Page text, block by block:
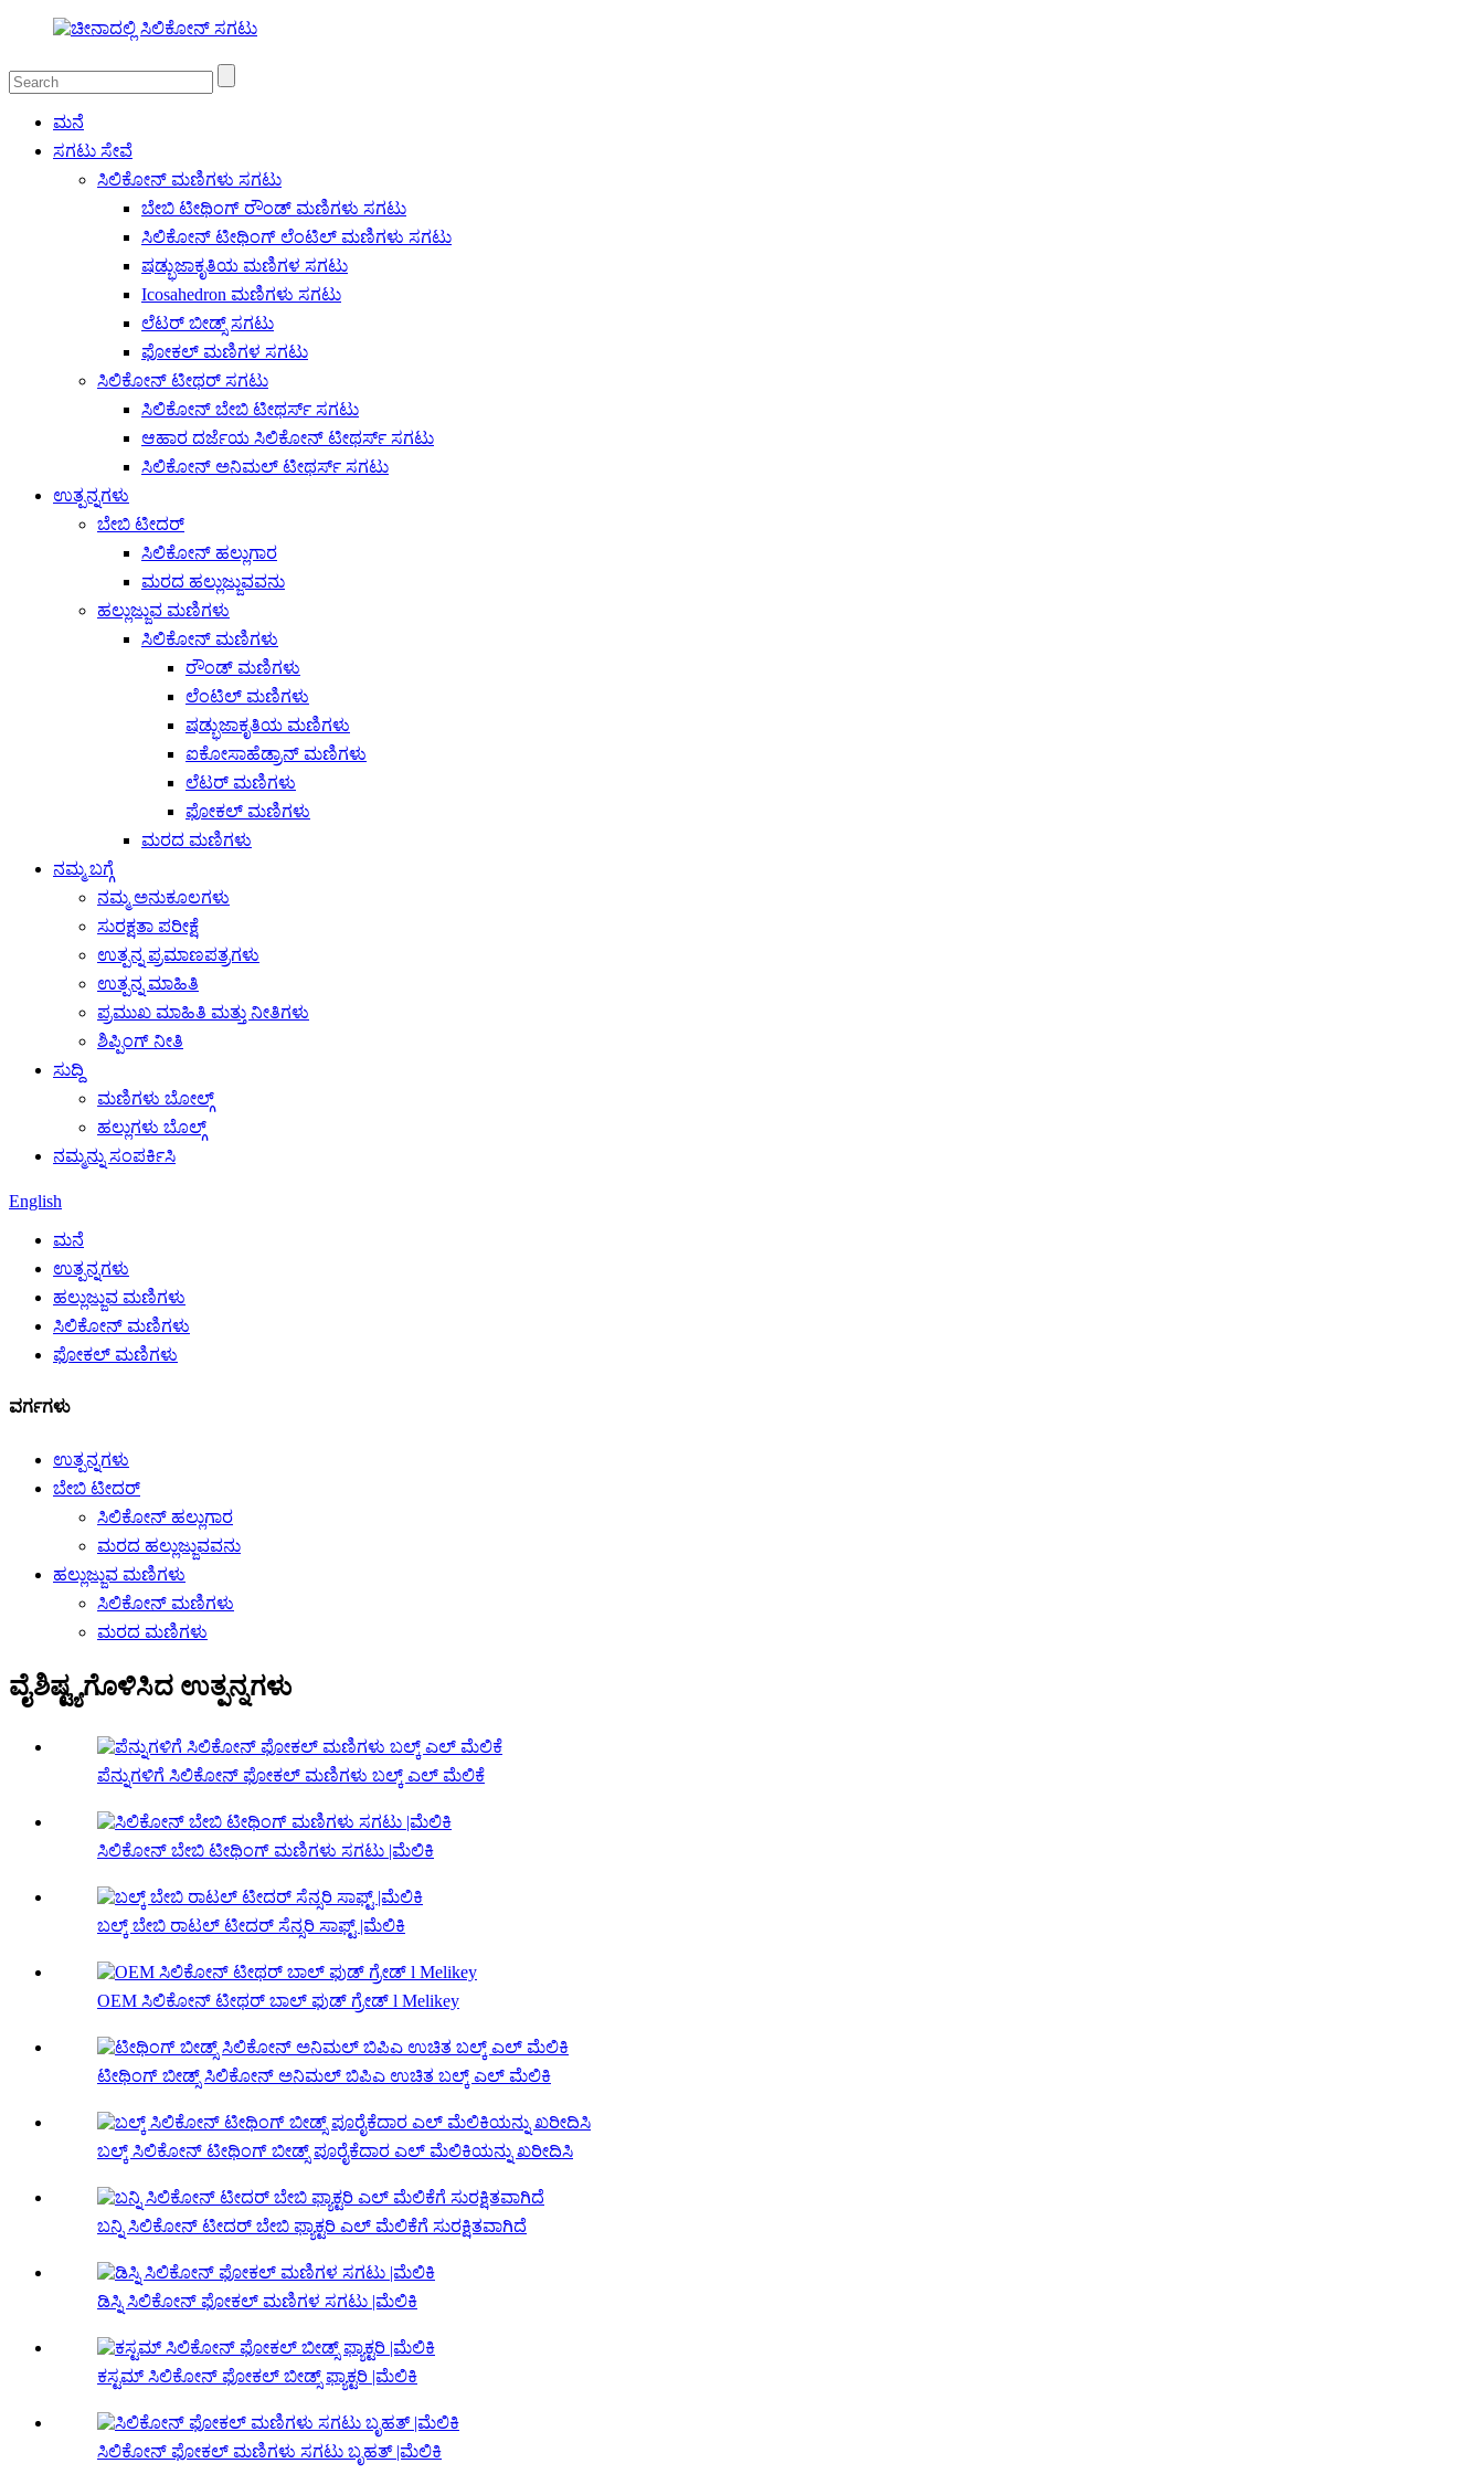
ಮನೆ
ಸಗಟು ಸೇವೆ
ಸಿಲಿಕೋನ್ ಮಣಿಗಳು ಸಗಟು
ಬೇಬಿ ಟೀಥಿಂಗ್ ರೌಂಡ್ ಮಣಿಗಳು ಸಗಟು
ಸಿಲಿಕೋನ್ ಟೀಥಿಂಗ್ ಲೆಂಟಿಲ್ ಮಣಿಗಳು ಸಗಟು
ಷಡ್ಭುಜಾಕೃತಿಯ ಮಣಿಗಳ ಸಗಟು
Icosahedron ಮಣಿಗಳು ಸಗಟು
ಲೆಟರ್ ಬೀಡ್ಸ್ ಸಗಟು
ಫೋಕಲ್ ಮಣಿಗಳ ಸಗಟು
ಸಿಲಿಕೋನ್ ಟೀಥರ್ ಸಗಟು
ಸಿಲಿಕೋನ್ ಬೇಬಿ ಟೀಥರ್ಸ್ ಸಗಟು
ಆಹಾರ ದರ್ಜೆಯ ಸಿಲಿಕೋನ್ ಟೀಥರ್ಸ್ ಸಗಟು
ಸಿಲಿಕೋನ್ ಅನಿಮಲ್ ಟೀಥರ್ಸ್ ಸಗಟು
ಉತ್ಪನ್ನಗಳು
ಬೇಬಿ ಟೀದರ್
ಸಿಲಿಕೋನ್ ಹಲ್ಲುಗಾರ
ಮರದ ಹಲ್ಲುಜ್ಜುವವನು
ಹಲ್ಲುಜ್ಜುವ ಮಣಿಗಳು
ಸಿಲಿಕೋನ್ ಮಣಿಗಳು
ರೌಂಡ್ ಮಣಿಗಳು
ಲೆಂಟಿಲ್ ಮಣಿಗಳು
ಷಡ್ಭುಜಾಕೃತಿಯ ಮಣಿಗಳು
ಐಕೋಸಾಹೆಡ್ರಾನ್ ಮಣಿಗಳು
ಲೆಟರ್ ಮಣಿಗಳು
ಫೋಕಲ್ ಮಣಿಗಳು
ಮರದ ಮಣಿಗಳು
ನಮ್ಮ ಬಗ್ಗೆ
ನಮ್ಮ ಅನುಕೂಲಗಳು
ಸುರಕ್ಷತಾ ಪರೀಕ್ಷೆ
ಉತ್ಪನ್ನ ಪ್ರಮಾಣಪತ್ರಗಳು
ಉತ್ಪನ್ನ ಮಾಹಿತಿ
ಪ್ರಮುಖ ಮಾಹಿತಿ ಮತ್ತು ನೀತಿಗಳು
ಶಿಪ್ಪಿಂಗ್ ನೀತಿ
ಸುದ್ದಿ
ಮಣಿಗಳು ಬೋಲ್ಗ್
ಹಲ್ಲುಗಳು ಬೊಲ್ಗ್
ನಮ್ಮನ್ನು ಸಂಪರ್ಕಿಸಿ
English
ಮನೆ
ಉತ್ಪನ್ನಗಳು
ಹಲ್ಲುಜ್ಜುವ ಮಣಿಗಳು
ಸಿಲಿಕೋನ್ ಮಣಿಗಳು
ಫೋಕಲ್ ಮಣಿಗಳು
ವರ್ಗಗಳು
ಉತ್ಪನ್ನಗಳು
ಬೇಬಿ ಟೀದರ್
ಸಿಲಿಕೋನ್ ಹಲ್ಲುಗಾರ
ಮರದ ಹಲ್ಲುಜ್ಜುವವನು
ಹಲ್ಲುಜ್ಜುವ ಮಣಿಗಳು
ಸಿಲಿಕೋನ್ ಮಣಿಗಳು
ಮರದ ಮಣಿಗಳು
ವೈಶಿಷ್ಟ್ಯಗೊಳಿಸಿದ ಉತ್ಪನ್ನಗಳು
ಪೆನ್ನುಗಳಿಗೆ ಸಿಲಿಕೋನ್ ಫೋಕಲ್ ಮಣಿಗಳು ಬಲ್ಕ್ ಎಲ್ ಮೆಲಿಕೆ
ಸಿಲಿಕೋನ್ ಬೇಬಿ ಟೀಥಿಂಗ್ ಮಣಿಗಳು ಸಗಟು |ಮೆಲಿಕಿ
ಬಲ್ಕ್ ಬೇಬಿ ರಾಟಲ್ ಟೀದರ್ ಸೆನ್ಸರಿ ಸಾಫ್ಟ್ |ಮೆಲಿಕಿ
OEM ಸಿಲಿಕೋನ್ ಟೀಥರ್ ಬಾಲ್ ಫುಡ್ ಗ್ರೇಡ್ l Melikey
ಟೀಥಿಂಗ್ ಬೀಡ್ಸ್ ಸಿಲಿಕೋನ್ ಅನಿಮಲ್ ಬಿಪಿಎ ಉಚಿತ ಬಲ್ಕ್ ಎಲ್ ಮೆಲಿಕಿ
ಬಲ್ಕ್ ಸಿಲಿಕೋನ್ ಟೀಥಿಂಗ್ ಬೀಡ್ಸ್ ಪೂರೈಕೆದಾರ ಎಲ್ ಮೆಲಿಕಿಯನ್ನು ಖರೀದಿಸಿ
ಬನ್ನಿ ಸಿಲಿಕೋನ್ ಟೀದರ್ ಬೇಬಿ ಫ್ಯಾಕ್ಟರಿ ಎಲ್ ಮೆಲಿಕೆಗೆ ಸುರಕ್ಷಿತವಾಗಿದೆ
ಡಿಸ್ನಿ ಸಿಲಿಕೋನ್ ಫೋಕಲ್ ಮಣಿಗಳ ಸಗಟು |ಮೆಲಿಕಿ
ಕಸ್ಟಮ್ ಸಿಲಿಕೋನ್ ಫೋಕಲ್ ಬೀಡ್ಸ್ ಫ್ಯಾಕ್ಟರಿ |ಮೆಲಿಕಿ
ಸಿಲಿಕೋನ್ ಫೋಕಲ್ ಮಣಿಗಳು ಸಗಟು ಬೃಹತ್ |ಮೆಲಿಕಿ